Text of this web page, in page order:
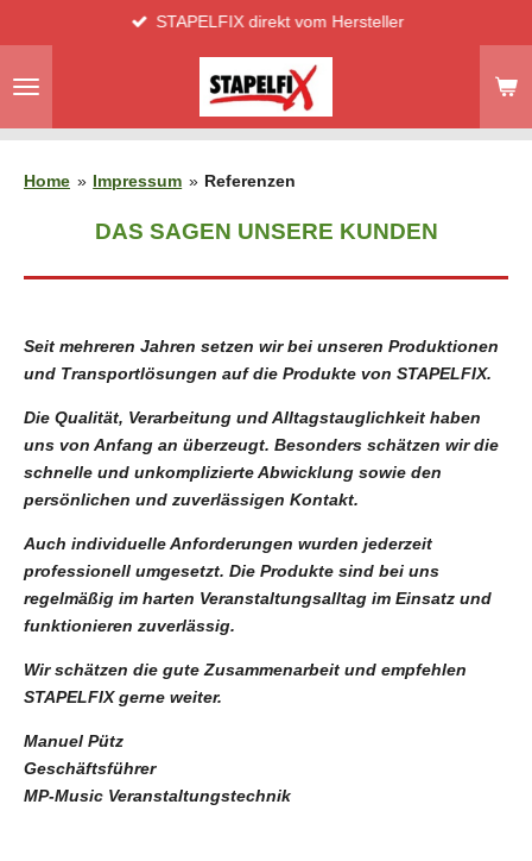
Hauptinhalt
springen
STAPELFIX direkt vom Hersteller
Home » Impressum » Referenzen
DAS SAGEN UNSERE KUNDEN
Seit mehreren Jahren setzen wir bei unseren Produktionen
und Transportlösungen auf die Produkte von STAPELFIX.
Die Qualität, Verarbeitung und Alltagstauglichkeit haben
uns von Anfang an überzeugt. Besonders schätzen wir die
schnelle und unkomplizierte Abwicklung sowie den
persönlichen und zuverlässigen Kontakt.
Auch individuelle Anforderungen wurden jederzeit
professionell umgesetzt. Die Produkte sind bei uns
regelmäßig im harten Veranstaltungsalltag im Einsatz und
funktionieren zuverlässig.
Wir schätzen die gute Zusammenarbeit und empfehlen
STAPELFIX gerne weiter.
Manuel Pütz
Geschäftsführer
MP-Music Veranstaltungstechnik